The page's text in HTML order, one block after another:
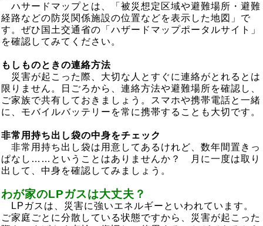
ハサードマップとは、「被災想定区域や避難場所・避難
経路などの防災関係施設の位置などを表示した地図」で
す。ぜひ国土交通省の「ハザードマップポータルサイト」
を確認してみてください。
もしものときの連絡方法
災害が起こった際、大切な人とすぐに連絡がとれるとは
限りません。日ごろから、連絡方法や避難場所を確認し、
ご家族で共有しておきましょう。スマホや携帯電話と一緒
に、モバイルバッテリーを常に携帯することも大切です。
非常用持ち出し袋の中身をチェック
非常用持ち出し袋は用意してあるけれど、数年間置きっ
ぱなし……ということはありませんか？ 月に一度は取り
出して、中身を確認してみましょう。
わが家のLPガスは大丈夫？
LP ガスは、災害に強いエネルギーといわれています。
ご家庭ごとに分散している状態ですから、災害が起こった